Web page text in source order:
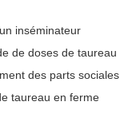
inséminateur
de doses de taureau
des parts sociales
taureau en ferme